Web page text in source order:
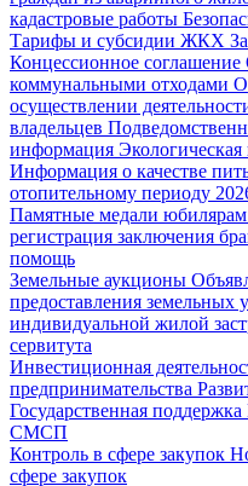
кадастровые работы
Тарифы и субсидии ЖКХ
Концессионное соглашение
коммунальными отходами
осуществлении
владельцев
информация
Информация о качестве
отопительному периоду
Памятные медали юбилярам
регистрация заключения
помощь
Земельные аукционы
предоставления земельных
индивидуальной жилой
сервитута
Инвестиционная
предпринимательства
Государственная поддержка
СМСП
Контроль в сфере закупок
сфере закупок